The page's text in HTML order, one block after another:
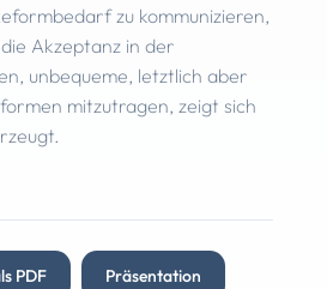
zu kommunizieren,
Akzeptanz in der
unbequeme, letztlich aber
mitzutragen, zeigt sich
PDF Präsentation